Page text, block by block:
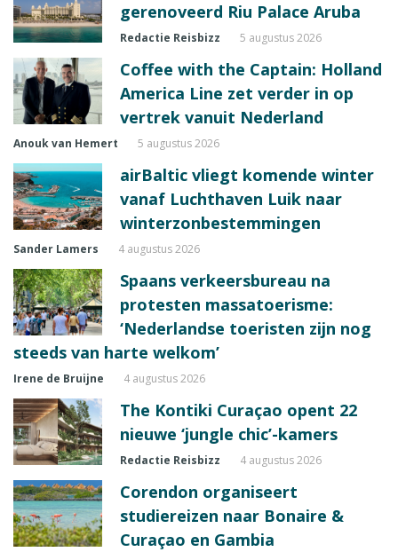
gerenoveerd Riu Palace Aruba
Redactie Reisbizz 5 augustus 2026
Coffee with the Captain: Holland
America Line zet verder in op
vertrek vanuit Nederland
Anouk van Hemert 5 augustus 2026
airBaltic vliegt komende winter
vanaf Luchthaven Luik naar
winterzonbestemmingen
Sander Lamers 4 augustus 2026
Spaans verkeersbureau na
protesten massatoerisme:
‘Nederlandse toeristen zijn nog
steeds van harte welkom’
Irene de Bruijne 4 augustus 2026
The Kontiki Curaçao opent 22
nieuwe ‘jungle chic’-kamers
Redactie Reisbizz 4 augustus 2026
Corendon organiseert
studiereizen naar Bonaire &
Curaçao en Gambia